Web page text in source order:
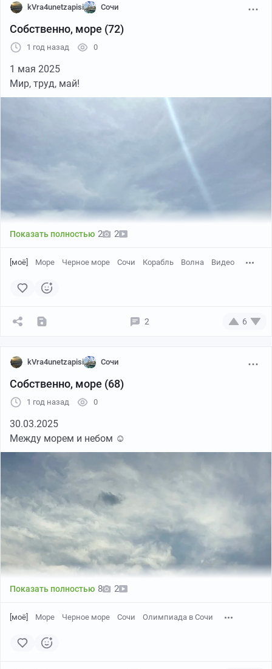
Пикабу● 00:40
Пикабу ●01:01
kVra4unetzapisi Сочи
Собственно, море (72)
1 год назад 0
1 мая 2025
Мир, труд, май!
Показать полностью 2 2
[моё] Море Черное море Сочи Корабль Волна Видео
2 6
kVra4unetzapisi Сочи
Собственно, море (68)
1 год назад 0
30.03.2025
Между морем и небом ☺️
Показать полностью 8 2
[моё] Море Черное море Сочи Олимпиада в Сочи